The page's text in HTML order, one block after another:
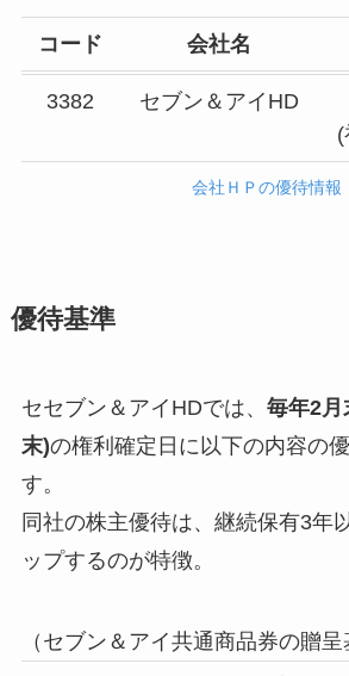
コード 会社名
3382 セブン＆アイHD
会社ＨＰの優待情報
優待基準
セセブン＆アイHDでは、 毎年2月
末)の権利確定日に以下の内容の
す。
同社の株主優待は、継続保有3年
ップするのが特徴。
（セブン＆アイ共通商品券の贈呈